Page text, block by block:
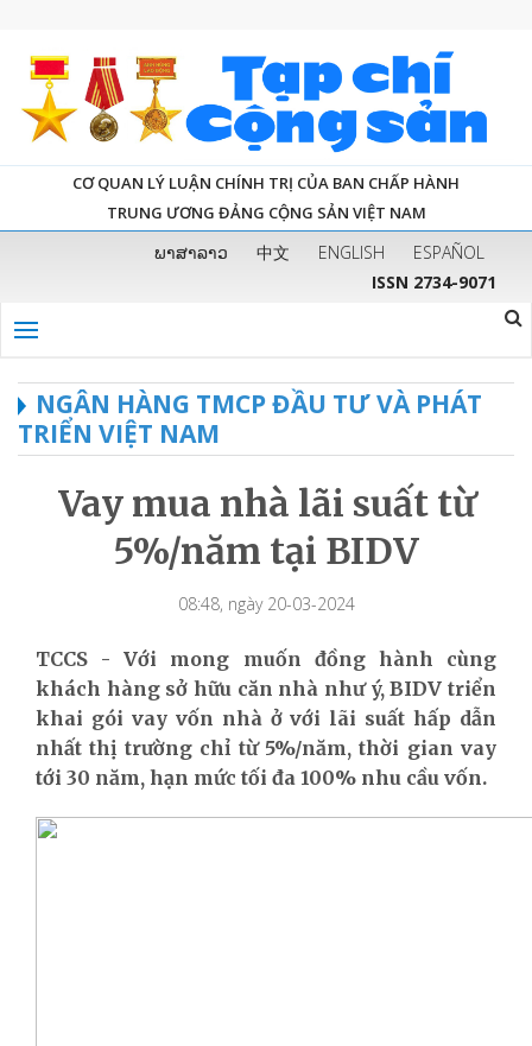
CƠ QUAN LÝ LUẬN CHÍNH TRỊ CỦA BAN CHẤP HÀNH
TRUNG ƯƠNG ĐẢNG CỘNG SẢN VIỆT NAM
ພາສາລາວ 中文 ENGLISH
ESPAÑOL
ISSN 2734-9071
NGÂN HÀNG TMCP ĐẦU TƯ VÀ PHÁT
TRIỂN VIỆT NAM
Vay mua nhà lãi suất từ
5%/năm tại BIDV
08:48, ngày 20-03-2024
TCCS - Với mong muốn đồng hành cùng
khách hàng sở hữu căn nhà như ý, BIDV triển
khai gói vay vốn nhà ở với lãi suất hấp dẫn
nhất thị trường chỉ từ 5%/năm, thời gian vay
tới 30 năm, hạn mức tối đa 100% nhu cầu vốn.